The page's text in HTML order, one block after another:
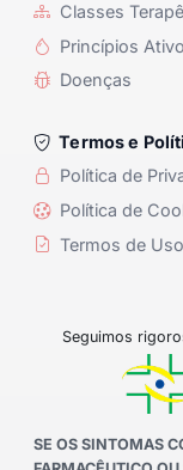
Classes
Princípios
Doenças
Termos e
Política de
Política de
Termos de Uso
Seguimos
SE OS SINTOMAS